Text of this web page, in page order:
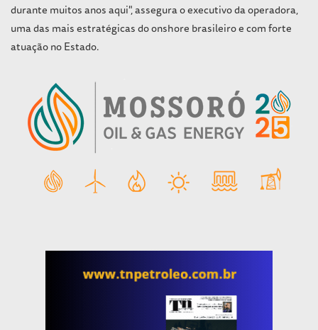
durante muitos anos aqui", assegura o executivo da operadora,
uma das mais estratégicas do onshore brasileiro e com forte
atuação no Estado.